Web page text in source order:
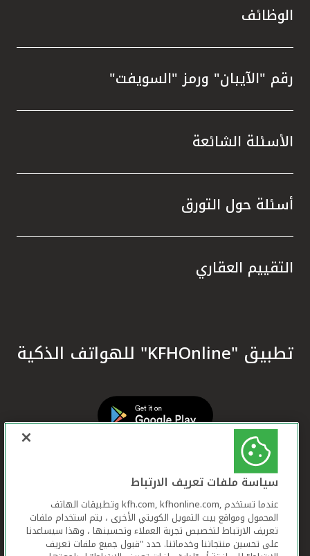
الوظائف
رقم "الآيبان" ورمز "السويفت"
الأسئلة الشائعة
أسئلة حول التورق
التقييم العقاري
تطبيق "KFHOnline" للهواتف الذكية
سياسة ملفات تعريف الارتباط
عندما تستخدم ,kfh.com, kfhonline.com وتطبيقات الهاتف
المحمول ومواقع بيت التمويل الكويتي الأخرى ، يتم استخدام ملفات
تعريف الارتباط لتخصيص تجربة العملاء وتحسينها ، وهذا سيساعدنا
على تحسين منتجاتنا وخدماتنا. حدد "قبول جميع ملفات تعريف